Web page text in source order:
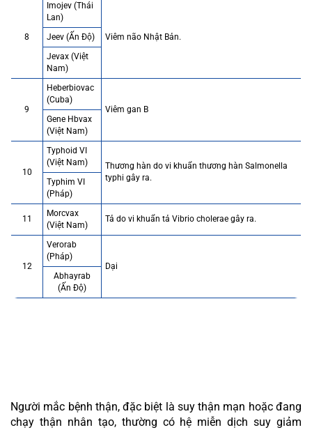
8
Imojev (Thái
Lan)
Viêm não Nhật Bản.
Jeev (Ấn Độ)
Jevax (Việt
Nam)
9
Heberbiovac
(Cuba)
Viêm gan B
Gene Hbvax
(Việt Nam)
10
Typhoid VI
(Việt Nam)
Thương hàn do vi khuẩn thương hàn Salmonella
typhi gây ra.
Typhim VI
(Pháp)
11
Morcvax
(Việt Nam)
Tả do vi khuẩn tả Vibrio cholerae gây ra.
12
Verorab
(Pháp)
Dại
Abhayrab
(Ấn Độ)
Người mắc bệnh thận, đặc biệt là suy thận mạn hoặc đang
chạy thận nhân tạo, thường có hệ miễn dịch suy giảm